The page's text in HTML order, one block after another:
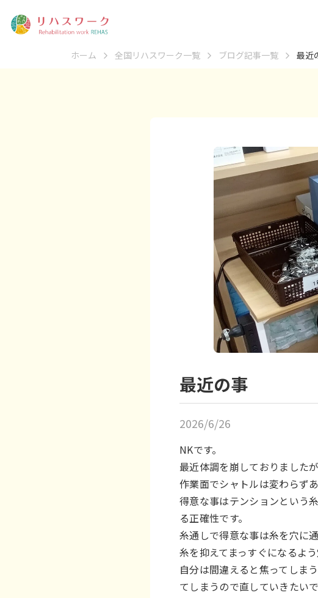
ホーム 全国リハスワーク一覧 ブログ記事一覧 最近
最近の事
2026/6/26
NKです。
最近体調を崩しておりました
作業面でシャトルは変わらず
得意な事はテンションという
る正確性です。
糸通しで得意な事は糸を穴に通
糸を抑えてまっすぐになるよ
自分は間違えると焦ってしま
てしまうので直していきたいで